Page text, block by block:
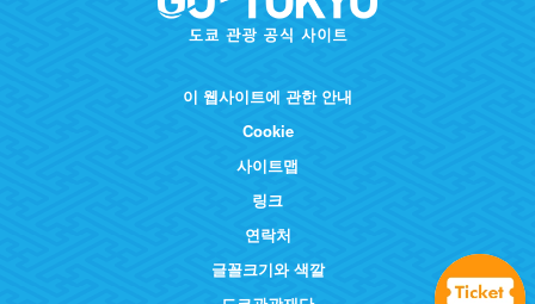
이 웹사이트에 관한 안내
Cookie
사이트맵
링크
연락처
글꼴크기와 색깔